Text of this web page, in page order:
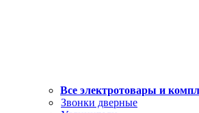
Все электротовары и
Звонки дверные